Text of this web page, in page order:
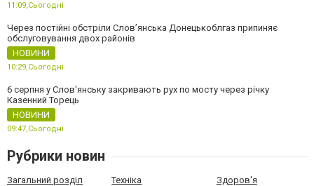
11:09,Сьогодні
Через постійні обстріли Слов’янська Донецькоблгаз припиняє
обслуговування двох районів
НОВИНИ
10:29,Сьогодні
6 серпня у Слов'янську закривають рух по мосту через річку
Казенний Торець
НОВИНИ
09:47,Сьогодні
Рубрики новин
Загальний розділ Техніка Здоров'я